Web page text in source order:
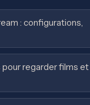
: configurations,
regarder films et